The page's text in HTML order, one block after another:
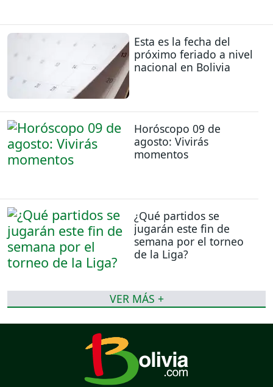
Esta es la fecha del
próximo feriado a nivel
nacional en Bolivia
Horóscopo 09 de
agosto: Vivirás
momentos
¿Qué partidos se
jugarán este fin de
semana por el torneo
de la Liga?
VER MÁS +